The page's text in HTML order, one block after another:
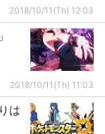
2018/10/11(Th) 12:03
2018/10/11(Th) 11:03
は